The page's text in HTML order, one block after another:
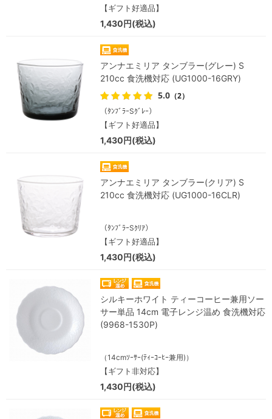
【ギフト好適品】
1,430円(税込)
アンナエミリア タンブラー(グレー) S
210cc 食洗機対応 (UG1000-16GRY)
5.0 （2）
（ﾀﾝﾌﾞﾗｰSｸﾞﾚｰ）
【ギフト好適品】
1,430円(税込)
アンナエミリア タンブラー(クリア) S
210cc 食洗機対応 (UG1000-16CLR)
（ﾀﾝﾌﾞﾗｰSｸﾘｱ）
【ギフト好適品】
1,430円(税込)
シルキーホワイト ティーコーヒー兼用ソー
サー単品 14cm 電子レンジ温め 食洗機対応
(9968-1530P)
（14cmｿｰｻｰ(ﾃｨｰｺｰﾋｰ兼用)）
【ギフト非対応】
1,430円(税込)